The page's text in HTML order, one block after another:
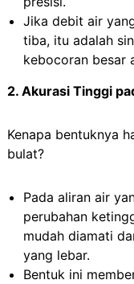
Jika debit air
tiba, itu adalah
kebocoran besar
2. Akurasi Tinggi
Kenapa bentuknya
bulat?
Pada aliran air
perubahan
mudah diamati
yang lebar.
Bentuk ini